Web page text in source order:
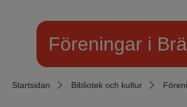
Föreningar i
Startsidan Bibliotek och kultur